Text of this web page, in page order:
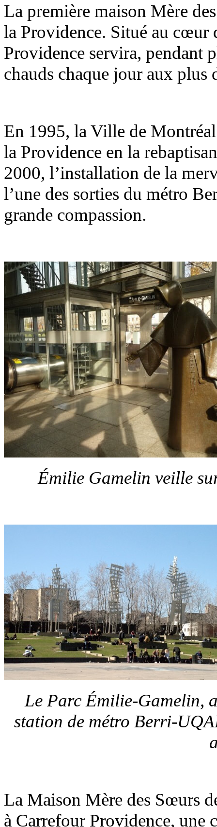
La première maison Mère
la Providence. Situé au cœur
Providence servira, pendant
chauds chaque jour aux plus
En 1995, la Ville de
la Providence en la
2000, l’installation de la
l’une des sorties du métro
grande compassion.
Émilie Gamelin veille
Le Parc Émilie-Gamelin,
station de métro Berri-
La Maison Mère des Sœurs
à Carrefour Providence, une